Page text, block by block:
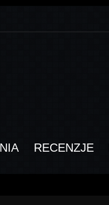
RECENZJE